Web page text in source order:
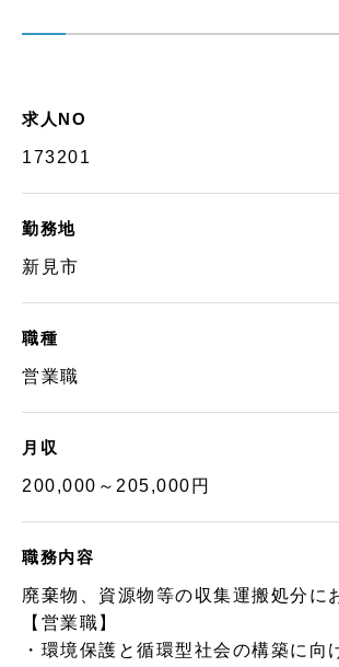
求人NO
173201
勤務地
新見市
職種
営業職
月収
200,000～205,000円
職務内容
廃棄物、資源物等の収集運搬処分に
【営業職】
・環境保護と循環型社会の構築に向